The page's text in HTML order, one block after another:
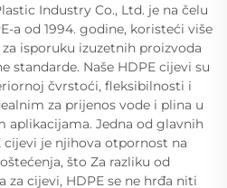
Industry Co., Ltd. je na čelu
a od 1994. godine, koristeći više
isporuku izuzetnih proizvoda
standarde. Naše HDPE cijevi su
čvrstoći, fleksibilnosti i
za prijenos vode i plina u
Jedna od glavnih
cijevi je njihova otpornost na
što Za razliku od
cijevi, HDPE se ne hrđa niti